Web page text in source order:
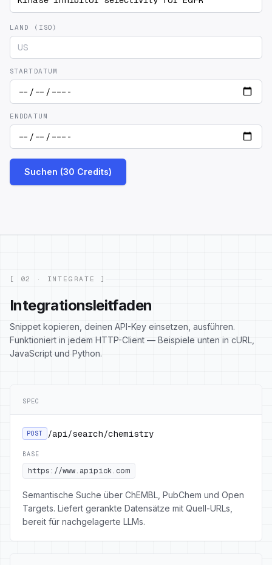
LAND (ISO)
STARTDATUM
ENDDATUM
Suchen (30 Credits)
[ 02 · INTEGRATE ]
Integrationsleitfaden
Snippet kopieren, deinen API-Key einsetzen, ausführen.
Funktioniert in jedem HTTP-Client — Beispiele unten in cURL,
JavaScript und Python.
SPEC
POST /api/search/chemistry
BASE
https://www.apipick.com
Semantische Suche über ChEMBL, PubChem und Open
Targets. Liefert gerankte Datensätze mit Quell-URLs,
bereit für nachgelagerte LLMs.